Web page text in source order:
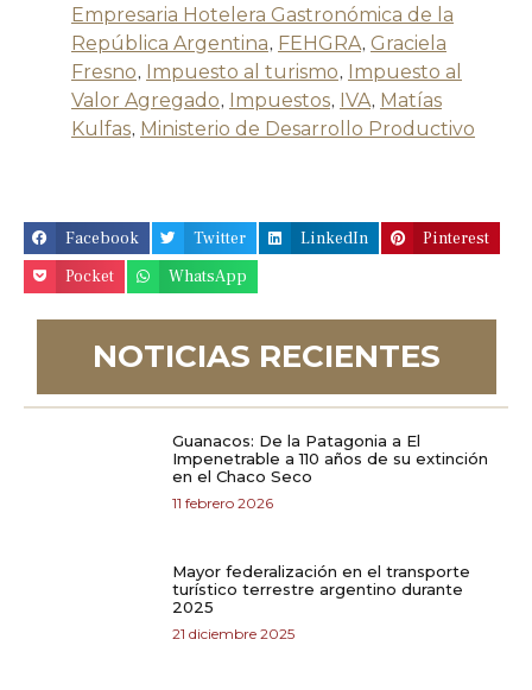
Empresaria Hotelera Gastronómica de la
República Argentina, FEHGRA, Graciela
Fresno, Impuesto al turismo, Impuesto al
Valor Agregado, Impuestos, IVA, Matías
Kulfas, Ministerio de Desarrollo Productivo
Facebook Twitter LinkedIn
Pinterest
Pocket
WhatsApp
NOTICIAS RECIENTES
Guanacos: De la Patagonia a El
Impenetrable a 110 años de su extinción
en el Chaco Seco
11 febrero 2026
Mayor federalización en el transporte
turístico terrestre argentino durante
2025
21 diciembre 2025